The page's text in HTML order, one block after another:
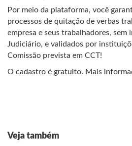
Por meio da plataforma, você
processos de quitação de verbas
empresa e seus trabalhadores, sem
Judiciário, e validados por
Comissão prevista em CCT!
O cadastro é gratuito. Mais
Veja também